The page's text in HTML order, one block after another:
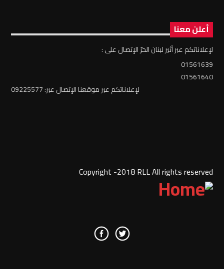
أعلن معنا
لإعلاناتكم عبر أثير لبنان الحرّ الإتصال على :
01561639
01561640
لإعلاناتكم عبر موقعنا الإتصال عبر: 09225577
Copyright -2018 RLL All rights reserved